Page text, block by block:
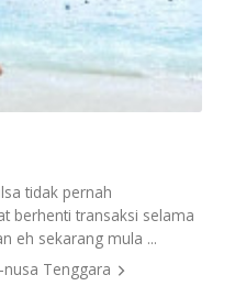
tidak pernah
berhenti transaksi selama
eh sekarang mula ...
Tenggara